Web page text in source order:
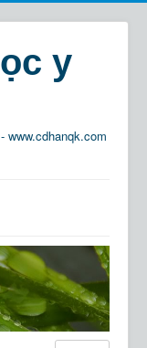
y
www.cdhanqk.com